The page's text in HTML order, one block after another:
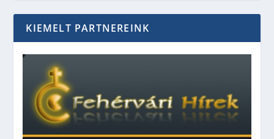
KIEMELT PARTNEREINK